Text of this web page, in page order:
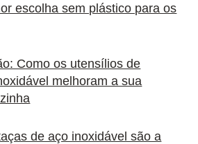
escolha sem plástico para os
Como os utensílios de
melhoram a sua
de aço inoxidável são a